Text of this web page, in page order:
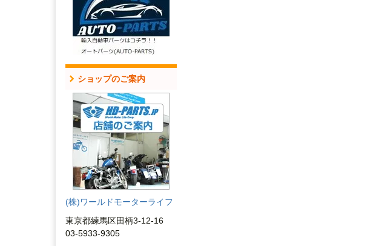
ショップのご案内
(株)ワールドモーターライフ
東京都練馬区田柄3-12-16
03-5933-9305